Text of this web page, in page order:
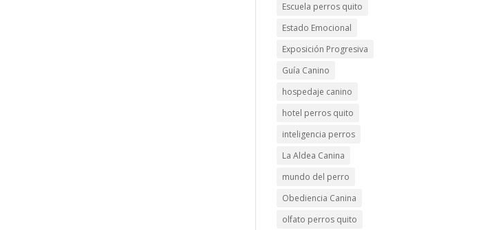
Escuela perros quito
Estado Emocional
Exposición Progresiva
Guía Canino
hospedaje canino
hotel perros quito
inteligencia perros
La Aldea Canina
mundo del perro
Obediencia Canina
olfato perros quito